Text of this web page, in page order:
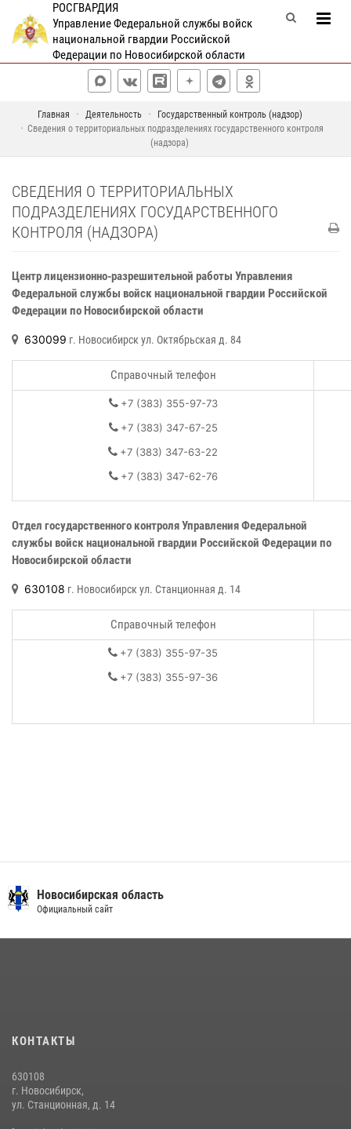
РОСГВАРДИЯ
Управление Федеральной службы войск
национальной гвардии Российской
Федерации по Новосибирской области
Главная Деятельность
Государственный контроль (надзор)
Сведения о территориальных подразделениях государственного контроля
(надзора)
СВЕДЕНИЯ О ТЕРРИТОРИАЛЬНЫХ
ПОДРАЗДЕЛЕНИЯХ ГОСУДАРСТВЕННОГО
КОНТРОЛЯ (НАДЗОРА)
Центр лицензионно-разрешительной работы Управления
Федеральной службы войск национальной гвардии Российской
Федерации по Новосибирской области
630099 г. Новосибирск ул. Октябрьская д. 84
Справочный телефон
+7 (383) 355-97-73
+7 (383) 347-67-25
+7 (383) 347-63-22
+7 (383) 347-62-76
Отдел государственного контроля Управления Федеральной
службы войск национальной гвардии Российской Федерации по
Новосибирской области
630108 г. Новосибирск ул. Станционная д. 14
Справочный телефон
+7 (383) 355-97-35
+7 (383) 355-97-36
Новосибирская область
Официальный сайт
КОНТАКТЫ
630108
г. Новосибирск,
ул. Станционная, д. 14